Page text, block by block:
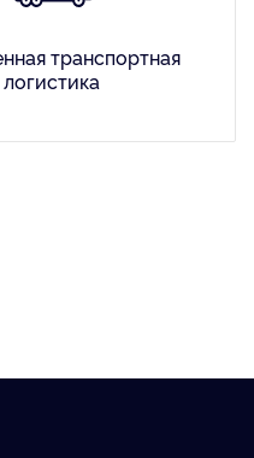
транспортная
логистика